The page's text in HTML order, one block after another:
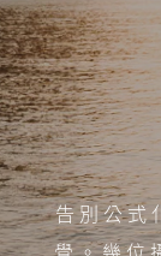
告別公式